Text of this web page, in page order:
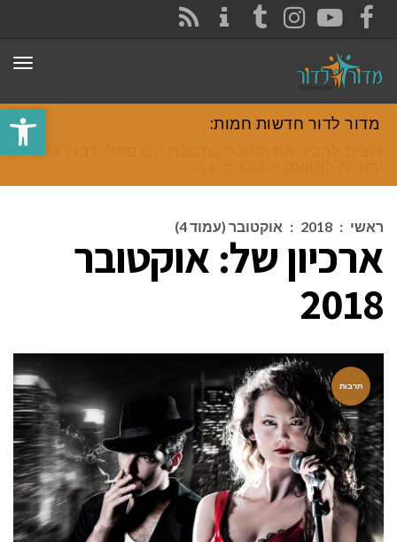
פתח
FACEBOOK
YOUTUBE
INSTAGRAM
TUMBLR
מדור לדור חדשות חמות:
רוצים להכיר את האוכל במטבח הצרפתי? דברו איתי
ראשי :
2018
: אוקטובר (עמוד 4)
ארכיון של: אוקטובר
2018
תרבות